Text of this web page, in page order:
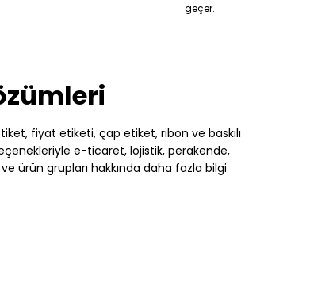
geçer.
fiyat etiketi, çap etiket, ribon ve baskılı
e-ticaret, lojistik, perakende,
ürün grupları hakkında daha fazla bilgi